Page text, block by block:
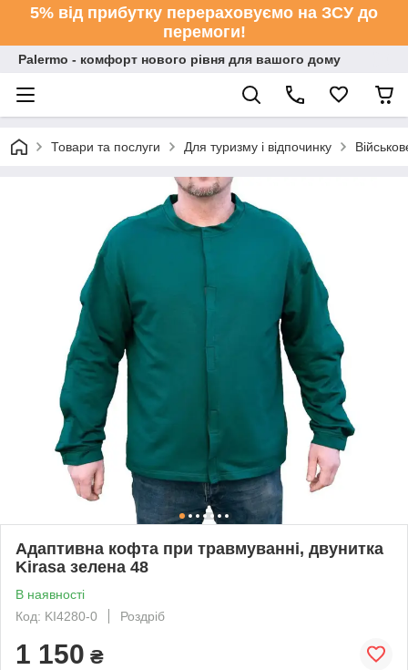
5% від прибутку перераховуємо на ЗСУ до
перемоги!
Palermo - комфорт нового рівня для вашого дому
Товари та послуги Для туризму і відпочинку
Адаптивна кофта при травмуванні, двунитка
Kirasa зелена 48
В наявності
Код: KI4280-0
Роздріб
1 150 ₴